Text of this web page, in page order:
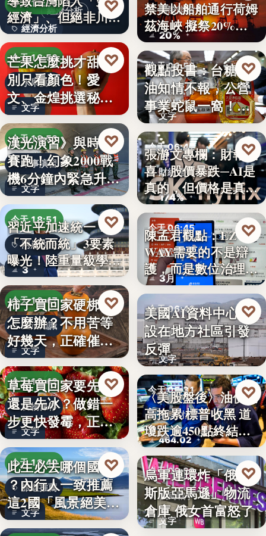
經濟分析
今天 18:54
經濟分析
40%
經濟」、但絕非川普
所…
♡
今天 18:53
水果挑選
文字
芒果怎麼挑才甜？
別只看顏色！愛
文、金煌挑選秘訣
曝光，買回…
♡
今天 18:53
軍事演習
文字
漢光演習》與時間
賽跑！幻象2000戰
機6分鐘內緊急升
空…
♡
今天 18:51
兩岸政治
3
習近平加速統一？
「不統而統」3要素
曝光！陸重量級學者
朱衛…
♡
今天 18:47
生活知識
文字
柿子買回家硬梆梆
怎麼辦？不用苦等
好幾天，正確催熟
方法一次…
♡
今天 18:42
食物保存
文字
草莓買回家要先洗
還是先冰？做錯一
步更快發霉，正確
保存方式…
♡
今天 18:40
旅遊推薦
文字
此生必去哪個國家
？內行人一致推薦
這2國「風景絕美、
美食好…
♡
國際能源
20%
禁美以船舶通行荷姆
茲海峽 擬祭20%
貨…
今天 06:50
食安風暴
文字
觀點投書：台糖毒
油知情不報，公營
事業蛇鼠一窩！人
民何堪？
♡
今天 06:47
財經趨勢
174%
張瀞文專欄：財報報
喜，股價暴跌─AI是
真的，但價格是真
的…
♡
今天 06:45
數位治理
3月
陳孟君觀點：EZ
WAY需要的不是辯
護，而是數位治理的
升…
♡
今天 06:40
社會反彈
文字
美國AI資料中心建
設在地方社區引發
反彈
♡
今天 06:31
美股財經
464.02
〈美股盤後〉油價走
高拖累 標普收黑 道
瓊跌逾450點終結…
♡
今天 06:30
俄烏戰爭
文字
烏軍連環炸「俄羅
斯版亞馬遜」物流
倉庫 俄女首富怒了
♡